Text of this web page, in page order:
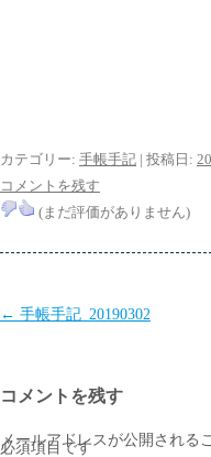
カテゴリー: 手帳手記 | 投稿日:
コメントを残す
(まだ評価がありません)
投
ビ
ゲ
← 手帳手記_20190302
コメントを残す
メールアドレスが公開される
必須項目です